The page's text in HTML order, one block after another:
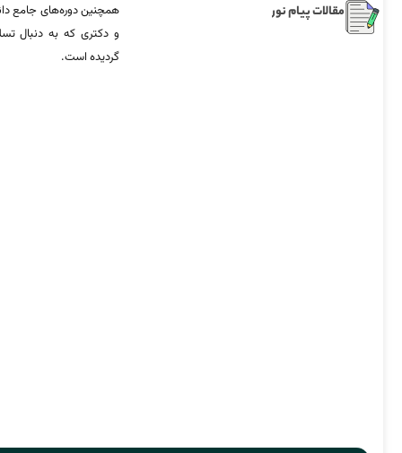
مقالات پیام نور
همچنین دوره‌های جامع
و دکتری که به دنبال
گردیده است.